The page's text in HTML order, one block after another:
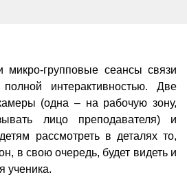
микро-групповые сеансы связи
интерактивностью. Две
(одна – на рабочую зону,
лицо преподавателя) и
рассмотреть в деталях то,
в свою очередь, будет видеть и
ученика.